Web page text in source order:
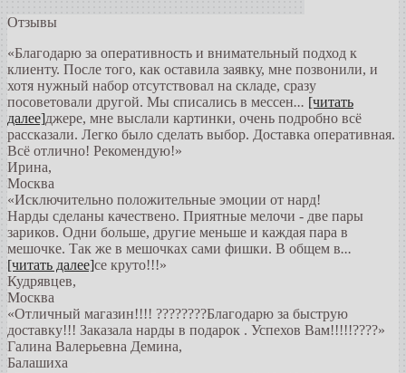
Отзывы
«Благодарю за оперативность и внимательный подход к
клиенту. После того, как оставила заявку, мне позвонили, и
хотя нужный набор отсутствовал на складе, сразу
посоветовали другой. Мы списались в мессен... [читать
далее]джере, мне выслали картинки, очень подробно всё
рассказали. Легко было сделать выбор. Доставка оперативная.
Всё отлично! Рекомендую!»
Ирина,
Москва
«Исключительно положительные эмоции от нард!
Нарды сделаны качествено. Приятные мелочи - две пары
зариков. Одни больше, другие меньше и каждая пара в
мешочке. Так же в мешочках сами фишки. В общем в...
[читать далее]се круто!!!»
Кудрявцев,
Москва
«Отличный магазин!!!! ????????Благодарю за быструю
доставку!!! Заказала нарды в подарок . Успехов Вам!!!!!????»
Галина Валерьевна Демина,
Балашиха